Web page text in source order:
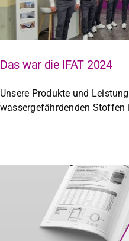
Das war die IFAT 2024
Unsere Produkte und
wassergefährdenden Stoffen